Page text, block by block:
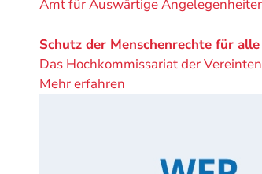
von
Amt für Auswärtige
Schutz der Menschenrechte für alle
Das Hochkommissariat der
Mehr erfahren